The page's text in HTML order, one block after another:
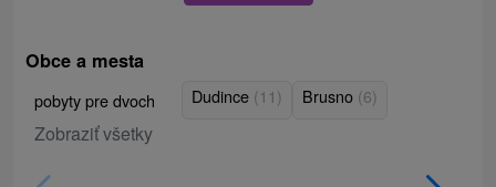
Obce a mesta
pobyty pre dvoch Dudince (11) Brusno (6)
Zobraziť všetky